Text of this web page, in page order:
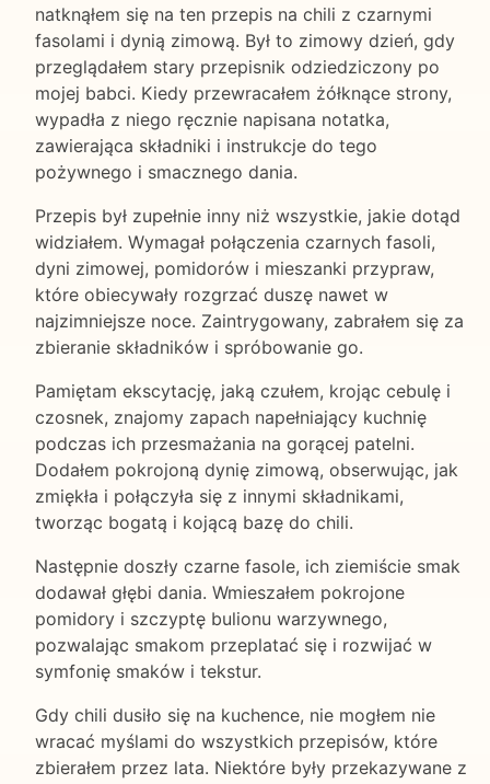
natknąłem się na ten przepis na chili z czarnymi
fasolami i dynią zimową. Był to zimowy dzień, gdy
przeglądałem stary przepisnik odziedziczony po
mojej babci. Kiedy przewracałem żółknące strony,
wypadła z niego ręcznie napisana notatka,
zawierająca składniki i instrukcje do tego
pożywnego i smacznego dania.
Przepis był zupełnie inny niż wszystkie, jakie dotąd
widziałem. Wymagał połączenia czarnych fasoli,
dyni zimowej, pomidorów i mieszanki przypraw,
które obiecywały rozgrzać duszę nawet w
najzimniejsze noce. Zaintrygowany, zabrałem się za
zbieranie składników i spróbowanie go.
Pamiętam ekscytację, jaką czułem, krojąc cebulę i
czosnek, znajomy zapach napełniający kuchnię
podczas ich przesmażania na gorącej patelni.
Dodałem pokrojoną dynię zimową, obserwując, jak
zmiękła i połączyła się z innymi składnikami,
tworząc bogatą i kojącą bazę do chili.
Następnie doszły czarne fasole, ich ziemiście smak
dodawał głębi dania. Wmieszałem pokrojone
pomidory i szczyptę bulionu warzywnego,
pozwalając smakom przeplatać się i rozwijać w
symfonię smaków i tekstur.
Gdy chili dusiło się na kuchence, nie mogłem nie
wracać myślami do wszystkich przepisów, które
zbierałem przez lata. Niektóre były przekazywane z